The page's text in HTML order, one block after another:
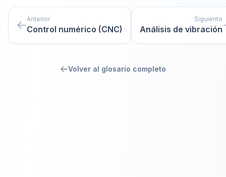
Anterior
Control numérico (CNC)
Siguiente
Análisis de vibración
Volver al glosario completo